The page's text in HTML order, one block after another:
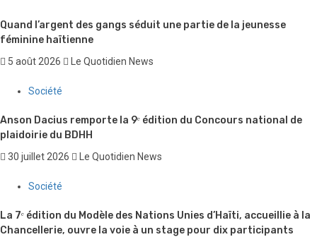
Quand l’argent des gangs séduit une partie de la jeunesse
féminine haïtienne
5 août 2026 Le Quotidien News
Société
Anson Dacius remporte la 9ᵉ édition du Concours national de
plaidoirie du BDHH
30 juillet 2026 Le Quotidien News
Société
La 7ᵉ édition du Modèle des Nations Unies d’Haïti, accueillie à la
Chancellerie, ouvre la voie à un stage pour dix participants